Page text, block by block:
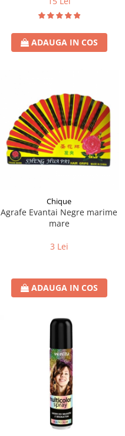
ADAUGA IN COS
Chique
Agrafe Evantai Negre marime
mare
3 Lei
ADAUGA IN COS